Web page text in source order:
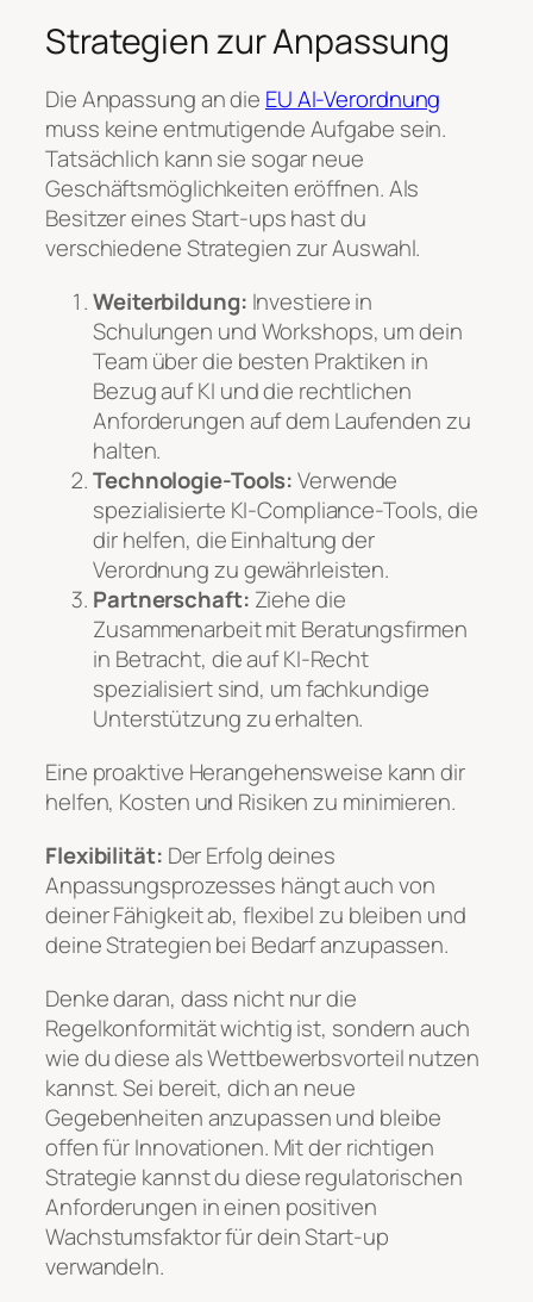
Strategien zur Anpassung
Die Anpassung an die EU AI-Verordnung
muss keine entmutigende Aufgabe sein.
Tatsächlich kann sie sogar neue
Geschäftsmöglichkeiten eröffnen. Als
Besitzer eines Start-ups hast du
verschiedene Strategien zur Auswahl.
Weiterbildung: Investiere in
Schulungen und Workshops, um dein
Team über die besten Praktiken in
Bezug auf KI und die rechtlichen
Anforderungen auf dem Laufenden zu
halten.
Technologie-Tools:Verwende
spezialisierte KI-Compliance-Tools, die
dir helfen, die Einhaltung der
Verordnung zu gewährleisten.
Partnerschaft: Ziehe die
Zusammenarbeit mit Beratungsfirmen
in Betracht, die auf KI-Recht
spezialisiert sind, um fachkundige
Unterstützung zu erhalten.
Eine proaktive Herangehensweise kann dir
helfen, Kosten und Risiken zu minimieren.
Flexibilität: Der Erfolg deines
Anpassungsprozesses hängt auch von
deiner Fähigkeit ab, flexibel zu bleiben und
deine Strategien bei Bedarf anzupassen.
Denke daran, dass nicht nur die
Regelkonformität wichtig ist, sondern auch
wie du diese als Wettbewerbsvorteil nutzen
kannst. Sei bereit, dich an neue
Gegebenheiten anzupassen und bleibe
offen für Innovationen. Mit der richtigen
Strategie kannst du diese regulatorischen
Anforderungen in einen positiven
Wachstumsfaktor für dein Start-up
verwandeln.